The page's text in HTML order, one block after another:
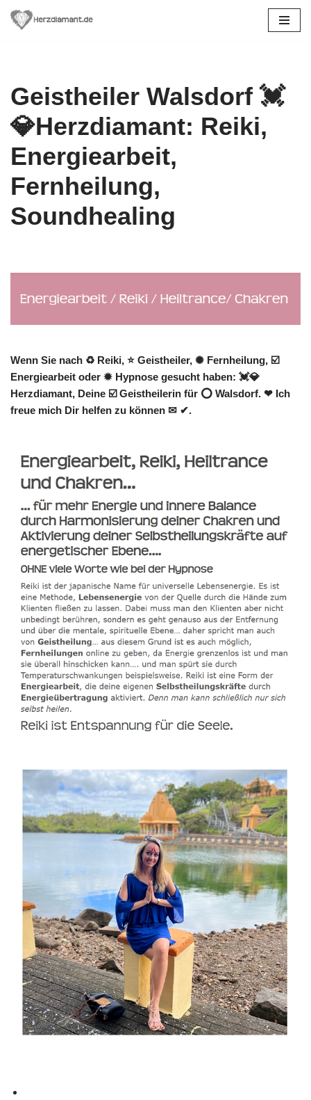
Geistheiler Walsdorf 💓️
💎Herzdiamant: Reiki,
Energiearbeit,
Fernheilung,
Soundhealing
Wenn Sie nach ♻ Reiki, ⭐ Geistheiler, ✺ Fernheilung, ☑️
Energiearbeit oder ✹ Hypnose gesucht haben: 💓️💎
Herzdiamant, Deine ☑️ Geistheilerin für ⭕ Walsdorf. ❤ Ich
freue mich Dir helfen zu können ✉ ✔.